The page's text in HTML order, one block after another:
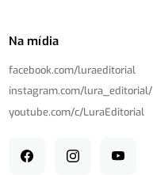
Na mídia
facebook.com/luraeditorial
instagram.com/lura_editorial/
youtube.com/c/LuraEditorial